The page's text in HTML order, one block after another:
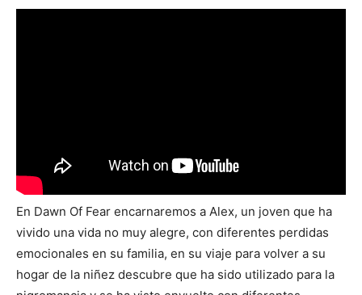
En Dawn Of Fear encarnaremos a Alex, un joven que ha
vivido una vida no muy alegre, con diferentes perdidas
emocionales en su familia, en su viaje para volver a su
hogar de la niñez descubre que ha sido utilizado para la